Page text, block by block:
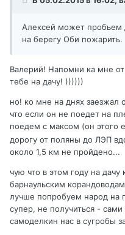
Алексей может
на берегу Оби пожарить.
Валерий! Напомни ка мне
тебе на дачу! ))))))
но! ко мне на днях заезжал
что если он не поедет на
поедем с максом (он этого
дорогу от поляны до ЛЭП
около 1,5 км не пройдено...
чую что в этом году на
барнаульским
лучше попробуем народ на
супер, не получиться -
самоделкин нас в сугробы